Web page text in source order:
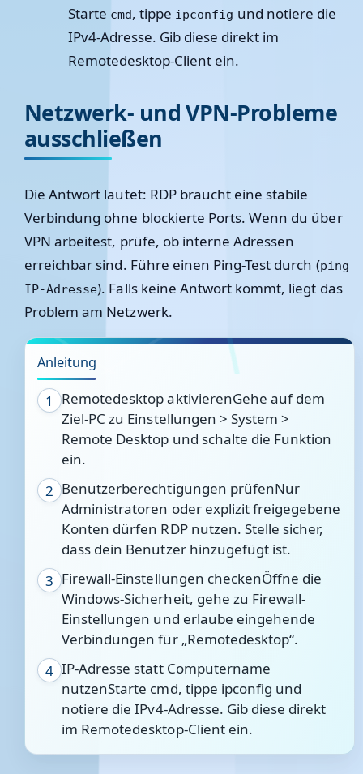
Starte cmd, tippe ipconfig und notiere die
IPv4-Adresse. Gib diese direkt im
Remotedesktop-Client ein.
Netzwerk- und VPN-Probleme
ausschließen
Die Antwort lautet: RDP braucht eine stabile
Verbindung ohne blockierte Ports. Wenn du über
VPN arbeitest, prüfe, ob interne Adressen
erreichbar sind. Führe einen Ping-Test durch (ping
IP-Adresse). Falls keine Antwort kommt, liegt das
Problem am Netzwerk.
Anleitung
1
Remotedesktop aktivierenGehe auf dem
Ziel-PC zu Einstellungen > System >
Remote Desktop und schalte die Funktion
ein.
2 Benutzerberechtigungen prüfenNur
Administratoren oder explizit freigegebene
Konten dürfen RDP nutzen. Stelle sicher,
dass dein Benutzer hinzugefügt ist.
3 Firewall-Einstellungen checkenÖffne die
Windows-Sicherheit, gehe zu Firewall-
Einstellungen und erlaube eingehende
Verbindungen für „Remotedesktop“.
4 IP-Adresse statt Computername
nutzenStarte cmd, tippe ipconfig und
notiere die IPv4-Adresse. Gib diese direkt
im Remotedesktop-Client ein.